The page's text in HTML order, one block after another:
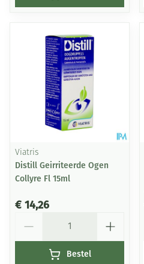
Viatris
Distill Geirriteerde Ogen
Collyre Fl 15ml
€ 14,26
Bestel